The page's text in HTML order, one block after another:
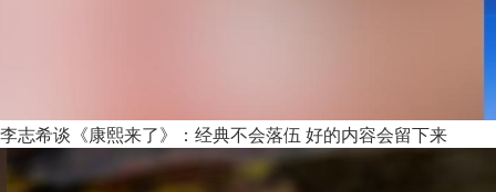
李志希谈《康熙来了》：经典不会落伍 好的内容会留下来